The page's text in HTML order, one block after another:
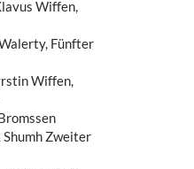
Wiffen,
Fünfter
Wiffen,
Zweiter